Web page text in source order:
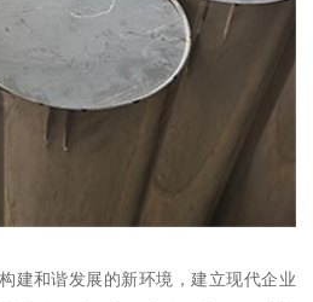
建和谐发展的新环境，建立现代企业